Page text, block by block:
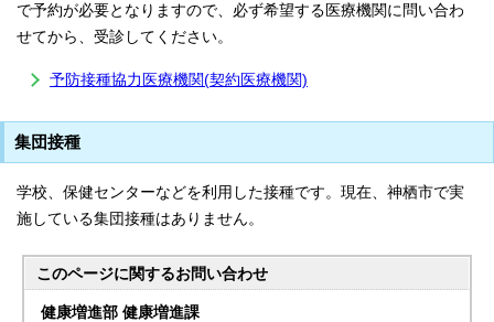
で予約が必要となりますので、必ず希望する医療機関に問い合わ
せてから、受診してください。
予防接種協力医療機関(契約医療機関)
集団接種
学校、保健センターなどを利用した接種です。現在、神栖市で実
施している集団接種はありません。
このページに関するお問い合わせ
健康増進部 健康増進課